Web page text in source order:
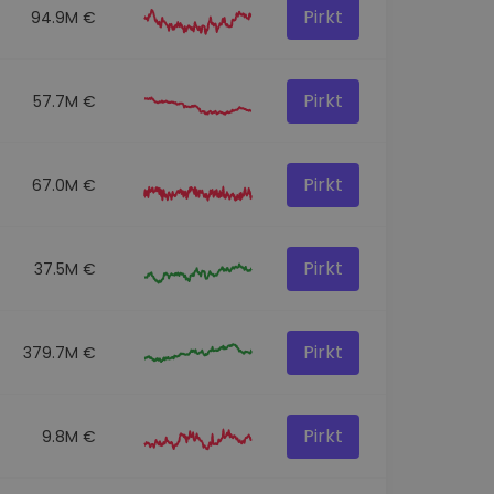
94.9M € Pirkt
57.7M € Pirkt
67.0M € Pirkt
37.5M € Pirkt
379.7M € Pirkt
9.8M € Pirkt